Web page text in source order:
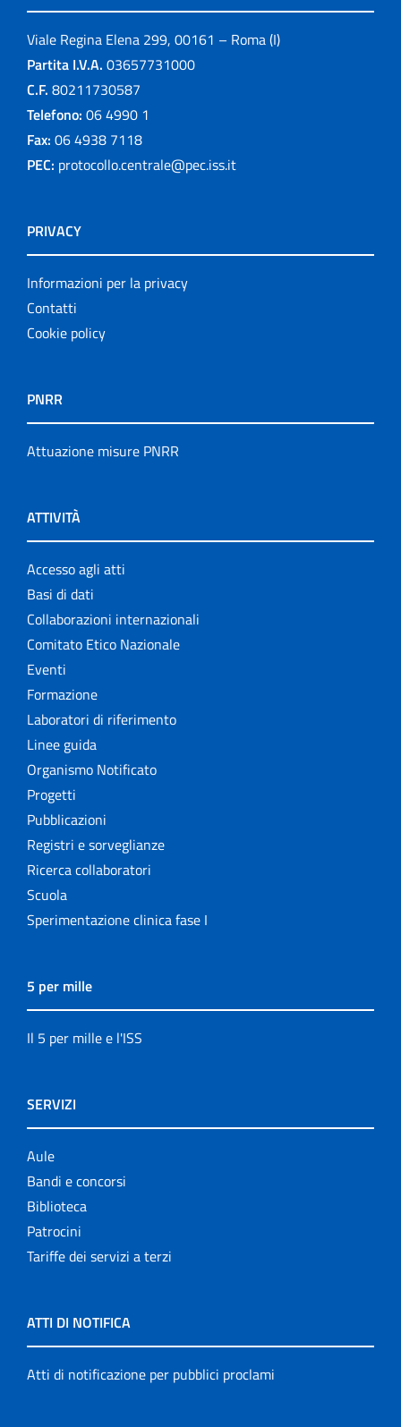
Viale Regina Elena 299, 00161 – Roma (I)
Partita I.V.A. 03657731000
C.F. 80211730587
Telefono: 06 4990 1
Fax: 06 4938 7118
PEC: protocollo.centrale@pec.iss.it
PRIVACY
Informazioni per la privacy
Contatti
Cookie policy
PNRR
Attuazione misure PNRR
ATTIVITÀ
Accesso agli atti
Basi di dati
Collaborazioni internazionali
Comitato Etico Nazionale
Eventi
Formazione
Laboratori di riferimento
Linee guida
Organismo Notificato
Progetti
Pubblicazioni
Registri e sorveglianze
Ricerca collaboratori
Scuola
Sperimentazione clinica fase I
5 per mille
Il 5 per mille e l'ISS
SERVIZI
Aule
Bandi e concorsi
Biblioteca
Patrocini
Tariffe dei servizi a terzi
ATTI DI NOTIFICA
Atti di notificazione per pubblici proclami